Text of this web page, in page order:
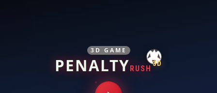
3D GAME
PENALTYRUSH
3D